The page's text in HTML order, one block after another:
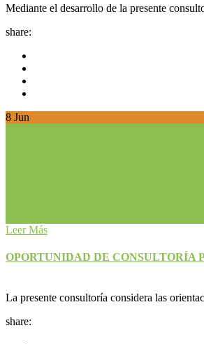
Mediante el desarrollo de la presente
share:
8 Jun
Leer Más
OPORTUNIDAD DE CONSULTORÍA
La presente consultoría considera las
share: